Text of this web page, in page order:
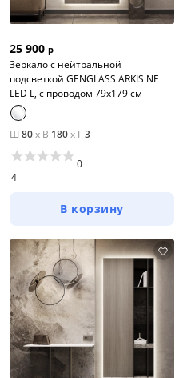
25 900 р
Зеркало с нейтральной
подсветкой GENGLASS ARKIS NF
LED L, с проводом 79х179 см
Ш 80x В 180x Г3
4
0
В корзину